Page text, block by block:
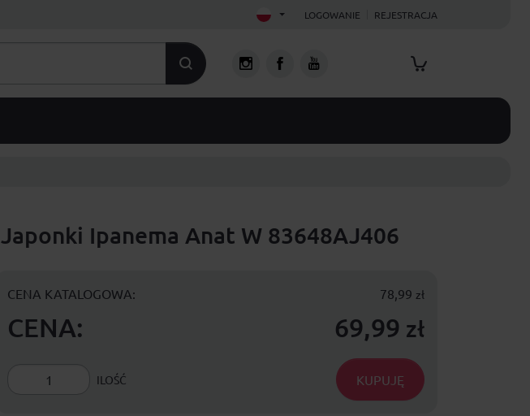
LOGOWANIE REJESTRACJA
Japonki Ipanema Anat W 83648AJ406
CENA KATALOGOWA: 78,99 zł
CENA: 69,99 zł
ILOŚĆ KUPUJĘ